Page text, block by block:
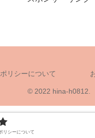
リシーについて
© 2022 hina-h0812.
リシーについて